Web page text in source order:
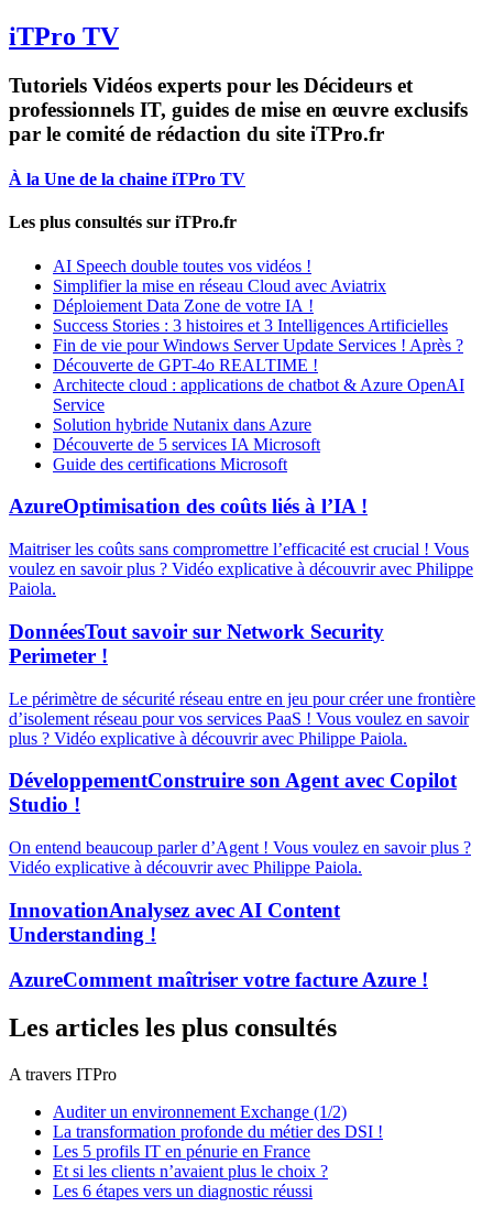
iTPro TV
Tutoriels Vidéos experts pour les Décideurs et
professionnels IT, guides de mise en œuvre exclusifs
par le comité de rédaction du site iTPro.fr
À la Une de la chaine iTPro TV
Les plus consultés sur iTPro.fr
AI Speech double toutes vos vidéos !
Simplifier la mise en réseau Cloud avec Aviatrix
Déploiement Data Zone de votre IA !
Success Stories : 3 histoires et 3 Intelligences Artificielles
Fin de vie pour Windows Server Update Services ! Après ?
Découverte de GPT-4o REALTIME !
Architecte cloud : applications de chatbot & Azure OpenAI
Service
Solution hybride Nutanix dans Azure
Découverte de 5 services IA Microsoft
Guide des certifications Microsoft
AzureOptimisation des coûts liés à l’IA !
Maitriser les coûts sans compromettre l’efficacité est crucial ! Vous
voulez en savoir plus ? Vidéo explicative à découvrir avec Philippe
Paiola.
DonnéesTout savoir sur Network Security
Perimeter !
Le périmètre de sécurité réseau entre en jeu pour créer une frontière
d’isolement réseau pour vos services PaaS ! Vous voulez en savoir
plus ? Vidéo explicative à découvrir avec Philippe Paiola.
DéveloppementConstruire son Agent avec Copilot
Studio !
On entend beaucoup parler d’Agent ! Vous voulez en savoir plus ?
Vidéo explicative à découvrir avec Philippe Paiola.
InnovationAnalysez avec AI Content
Understanding !
AzureComment maîtriser votre facture Azure !
Les articles les plus consultés
A travers ITPro
Auditer un environnement Exchange (1/2)
La transformation profonde du métier des DSI !
Les 5 profils IT en pénurie en France
Et si les clients n’avaient plus le choix ?
Les 6 étapes vers un diagnostic réussi